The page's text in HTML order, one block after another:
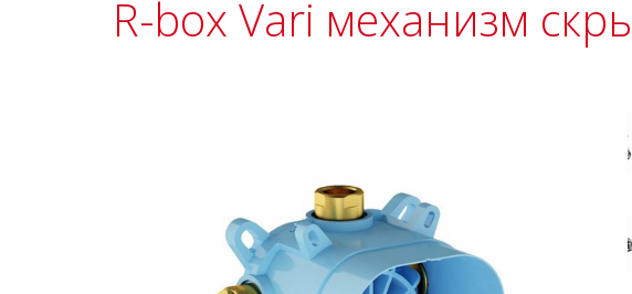
R-box Vari механизм